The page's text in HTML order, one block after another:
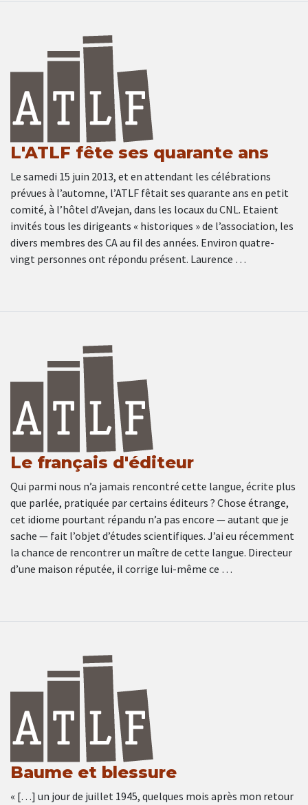
L'ATLF fête ses quarante ans
Le samedi 15 juin 2013, et en attendant les célébrations
prévues à l’automne, l’ATLF fêtait ses quarante ans en petit
comité, à l’hôtel d’Avejan, dans les locaux du CNL. Etaient
invités tous les dirigeants « historiques » de l’association, les
divers membres des CA au fil des années. Environ quatre-
vingt personnes ont répondu présent. Laurence …
Le français d'éditeur
Qui parmi nous n’a jamais rencontré cette langue, écrite plus
que parlée, pratiquée par certains éditeurs ? Chose étrange,
cet idiome pourtant répandu n’a pas encore — autant que je
sache — fait l’objet d’études scientifiques. J’ai eu récemment
la chance de rencontrer un maître de cette langue. Directeur
d’une maison réputée, il corrige lui-même ce …
Baume et blessure
« […] un jour de juillet 1945, quelques mois après mon retour